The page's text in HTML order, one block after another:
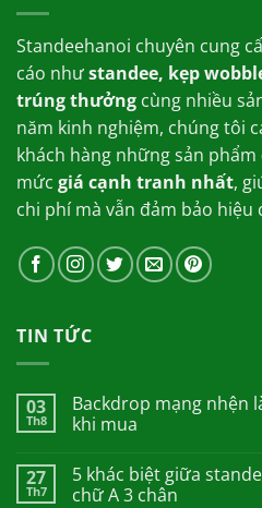
Standeehanoi chuyên cung
cáo nhưstandee, kẹp
trúng thưởng cùng nhiều
năm kinh nghiệm, chúng tôi
khách hàng những sản phẩm
mức giá cạnh tranh nhất,
chi phí mà vẫn đảm bảo hiệu
TIN TỨC
03
Th8
Backdrop mạng nhện
khi mua
27
Th7
5 khác biệt giữa
chữ A 3 chân